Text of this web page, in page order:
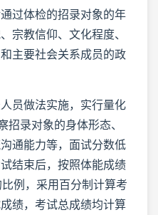
过体检的招录对象的年
宗教信仰、文化程度、
主要社会关系成员的政
员做法实施，实行量化
录对象的身体形态、
通能力等，面试分数低
结束后，按照体能成绩
例，采用百分制计算考
绩，考试总成绩均计算